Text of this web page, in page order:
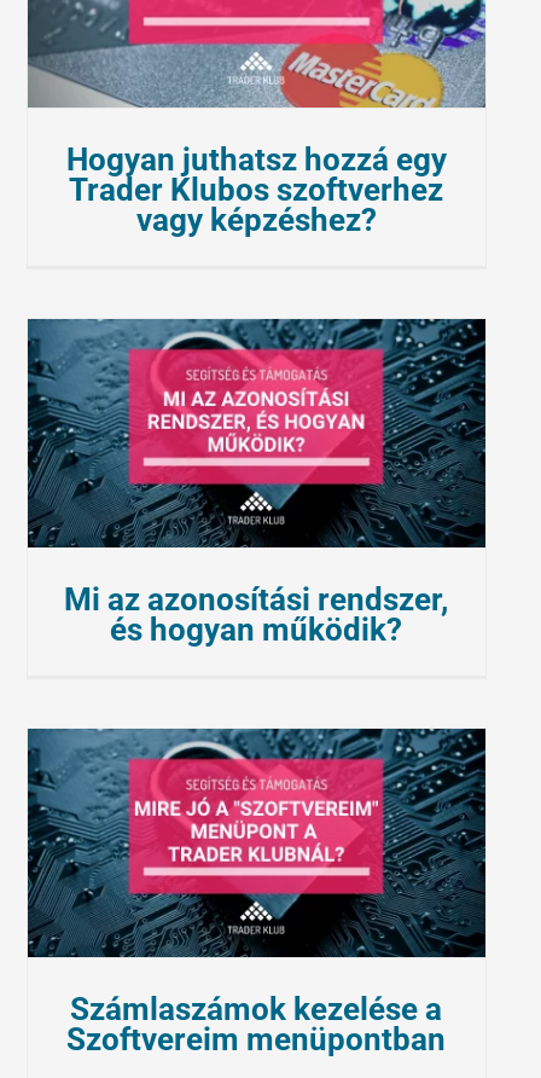
Hogyan juthatsz hozzá egy
Trader Klubos szoftverhez
vagy képzéshez?
Mi az azonosítási rendszer,
és hogyan működik?
Számlaszámok kezelése a
Szoftvereim menüpontban